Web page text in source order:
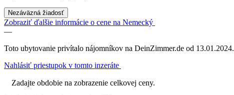
Nezáväzná žiadosť
Zobraziť ďalšie informácie o cene na Nemecký
—
Toto ubytovanie privítalo nájomníkov na DeinZimmer.de od 13.01.2024.
Nahlásiť priestupok v tomto inzeráte
Zadajte obdobie na zobrazenie celkovej ceny.